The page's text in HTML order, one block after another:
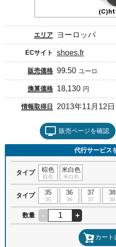
エリア ヨーロッパ
ECサイト shoes.fr
販売価格 99.50 ユーロ
換算価格 18,130 円
情報取得日 2013年11月12日
販売ページを確認
代行サービス
タイプ 棕色
棕色
米白色
米白色
タイプ 35
35
36
36
37
37
38
38
数量 - +
カート